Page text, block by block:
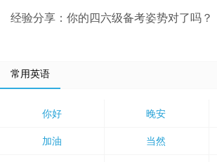
经验分享：你的四六级备考姿势对了吗？
常用英语
你好 晚安
加油 当然